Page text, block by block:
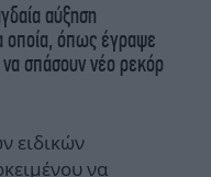
αύξηση
οποία, όπως έγραψε
σπάσουν νέο ρεκόρ
ειδικών
να